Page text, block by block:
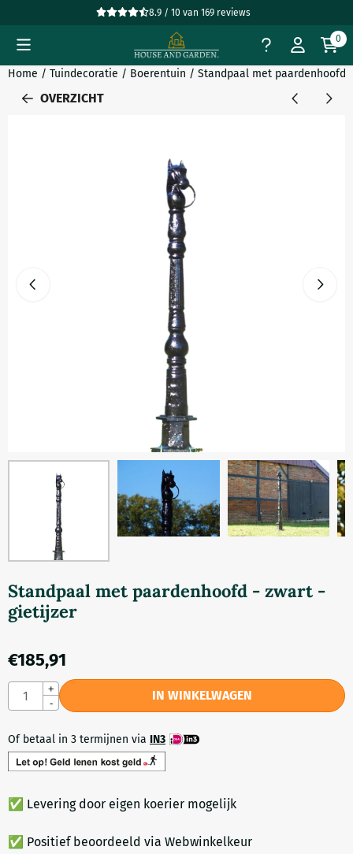
Cookievoorkeuren zijn beschikbaar. Kies instellingen of sta
8.9 / 10 van169 reviews
0
Home / Tuindecoratie / Boerentuin / Standpaal met paardenhoofd
OVERZICHT
Standpaal met paardenhoofd - zwart -
gietijzer
€185,91
Aantal
+
-
IN WINKELWAGEN
Of betaal in 3 termijnen via IN3
✅ Levering door eigen koerier mogelijk
✅ Positief beoordeeld via Webwinkelkeur